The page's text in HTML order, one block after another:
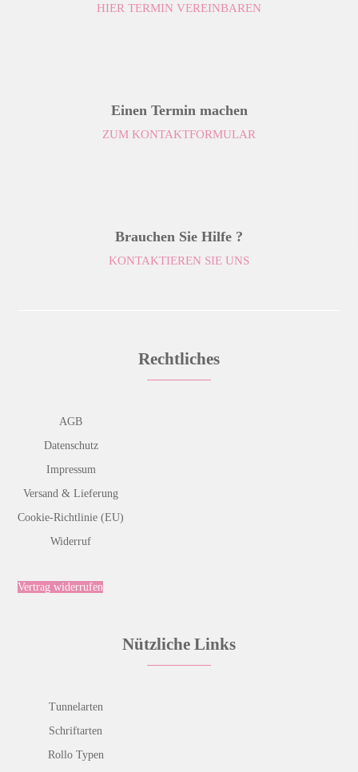
HIER TERMIN VEREINBAREN
Einen Termin machen
ZUM KONTAKTFORMULAR
Brauchen Sie Hilfe ?
KONTAKTIEREN SIE UNS
Rechtliches
AGB
Datenschutz
Impressum
Versand & Lieferung
Cookie-Richtlinie (EU)
Widerruf
Vertrag widerrufen
Nützliche Links
Tunnelarten
Schriftarten
Rollo Typen